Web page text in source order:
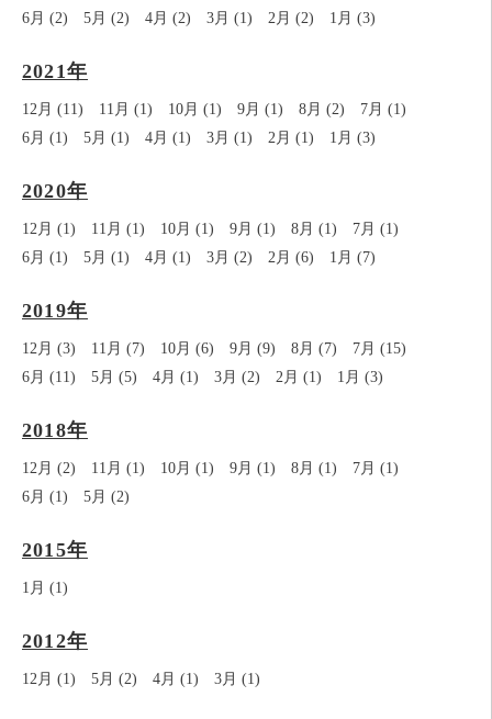
6月 (2)
5月 (2) 4月 (2) 3月 (1) 2月 (2) 1月 (3)
2021年
12月 (11) 11月 (1) 10月 (1) 9月 (1) 8月 (2)
7月 (1)
6月 (1)
5月 (1) 4月 (1) 3月 (1) 2月 (1) 1月 (3)
2020年
12月 (1) 11月 (1) 10月 (1) 9月 (1) 8月 (1)
7月 (1)
6月 (1)
5月 (1) 4月 (1) 3月 (2) 2月 (6) 1月 (7)
2019年
12月 (3) 11月 (7) 10月 (6) 9月 (9) 8月 (7)
7月 (15)
6月 (11)
5月 (5) 4月 (1) 3月 (2) 2月 (1) 1月 (3)
2018年
12月 (2) 11月 (1) 10月 (1) 9月 (1) 8月 (1)
7月 (1)
6月 (1)
5月 (2)
2015年
1月 (1)
2012年
12月 (1) 5月 (2) 4月 (1) 3月 (1)